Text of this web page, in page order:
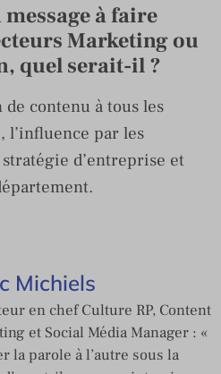
à faire
Marketing ou
quel serait-il ?
contenu à tous les
l’influence par les
d’entreprise et
Michiels
en chef Culture RP, Content
et Social Média Manager : «
la parole à l’autre sous la